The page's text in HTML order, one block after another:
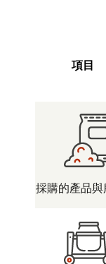
項目
採購的產品與